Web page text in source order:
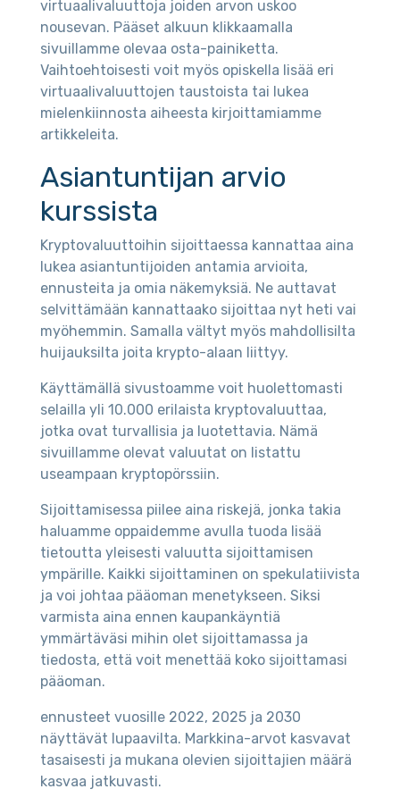
virtuaalivaluuttoja joiden arvon uskoo
nousevan. Pääset alkuun klikkaamalla
sivuillamme olevaa osta-painiketta.
Vaihtoehtoisesti voit myös opiskella lisää eri
virtuaalivaluuttojen taustoista tai lukea
mielenkiinnosta aiheesta kirjoittamiamme
artikkeleita.
Asiantuntijan arvio
kurssista
Kryptovaluuttoihin sijoittaessa kannattaa aina
lukea asiantuntijoiden antamia arvioita,
ennusteita ja omia näkemyksiä. Ne auttavat
selvittämään kannattaako sijoittaa nyt heti vai
myöhemmin. Samalla vältyt myös mahdollisilta
huijauksilta joita krypto-alaan liittyy.
Käyttämällä sivustoamme voit huolettomasti
selailla yli 10.000 erilaista kryptovaluuttaa,
jotka ovat turvallisia ja luotettavia. Nämä
sivuillamme olevat valuutat on listattu
useampaan kryptopörssiin.
Sijoittamisessa piilee aina riskejä, jonka takia
haluamme oppaidemme avulla tuoda lisää
tietoutta yleisesti valuutta sijoittamisen
ympärille. Kaikki sijoittaminen on spekulatiivista
ja voi johtaa pääoman menetykseen. Siksi
varmista aina ennen kaupankäyntiä
ymmärtäväsi mihin olet sijoittamassa ja
tiedosta, että voit menettää koko sijoittamasi
pääoman.
ennusteet vuosille 2022, 2025 ja 2030
näyttävät lupaavilta. Markkina-arvot kasvavat
tasaisesti ja mukana olevien sijoittajien määrä
kasvaa jatkuvasti.